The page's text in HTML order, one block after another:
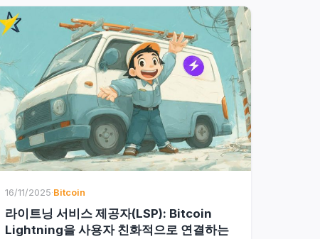
16/11/2025·Bitcoin
라이트닝 서비스 제공자(LSP): Bitcoin
Lightning을 사용자 친화적으로 연결하는